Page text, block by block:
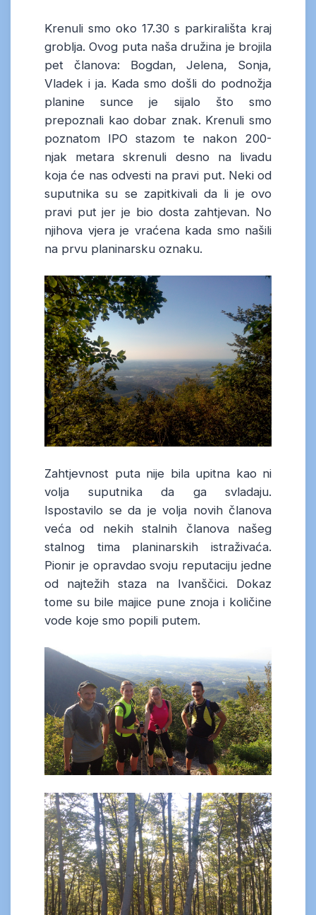
Krenuli smo oko 17.30 s parkirališta kraj
groblja. Ovog puta naša družina je brojila
pet članova: Bogdan, Jelena, Sonja,
Vladek i ja. Kada smo došli do podnožja
planine sunce je sijalo što smo
prepoznali kao dobar znak. Krenuli smo
poznatom IPO stazom te nakon 200-
njak metara skrenuli desno na livadu
koja će nas odvesti na pravi put. Neki od
suputnika su se zapitkivali da li je ovo
pravi put jer je bio dosta zahtjevan. No
njihova vjera je vraćena kada smo našili
na prvu planinarsku oznaku.
Zahtjevnost puta nije bila upitna kao ni
volja suputnika da ga svladaju.
Ispostavilo se da je volja novih članova
veća od nekih stalnih članova našeg
stalnog tima planinarskih istraživaća.
Pionir je opravdao svoju reputaciju jedne
od najtežih staza na Ivanščici. Dokaz
tome su bile majice pune znoja i količine
vode koje smo popili putem.